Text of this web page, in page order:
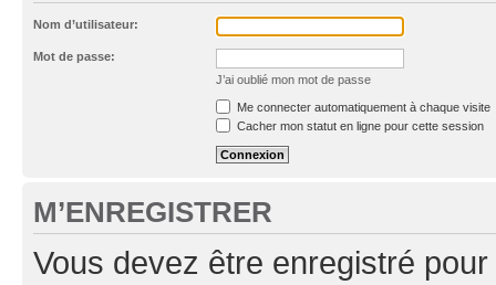
Nom d’utilisateur:
Mot de passe:
J’ai oublié mon mot de passe
Me connecter automatiquement à chaque visite
Cacher mon statut en ligne pour cette session
M’ENREGISTRER
Vous devez être enregistré